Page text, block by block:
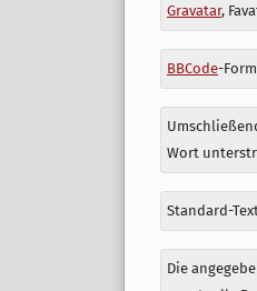
zu
Gravatar,
BBCode-
Wort
Standard-
Die